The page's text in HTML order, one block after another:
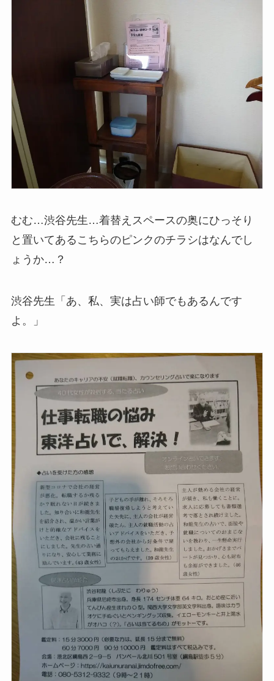
むむ…渋谷先生…着替えスペースの奥にひっそり
と置いてあるこちらのピンクのチラシはなんでし
ょうか…？
渋谷先生「あ、私、実は占い師でもあるんです
よ。」